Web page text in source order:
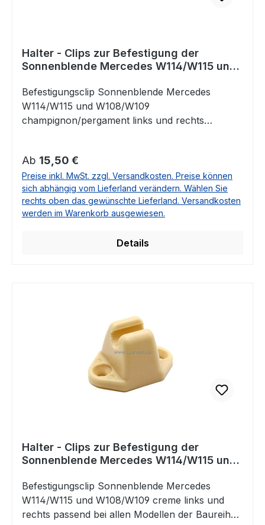
Halter - Clips zur Befestigung der
Sonnenblende Mercedes W114/W115 und
Befestigungsclip Sonnenblende Mercedes
W114/W115 und W108/W109
champignon/pergament links und rechts
Regulärer Preis:
Ab 15,50 €
Preise inkl. MwSt. zzgl. Versandkosten. Preise können
sich abhängig vom Lieferland verändern. Wählen Sie
rechts oben das gewünschte Lieferland. Versandkosten
werden im Warenkorb ausgewiesen.
Details
Halter - Clips zur Befestigung der
Sonnenblende Mercedes W114/W115 und
Befestigungsclip Sonnenblende Mercedes
W114/W115 und W108/W109 creme links und
rechts passend bei allen Modellen der Baureihen